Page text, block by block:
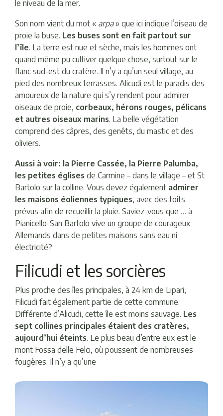
le niveau de la mer.
Son nom vient du mot « arpa» que ici indique l’oiseau de
proie la buse. Les buses sont en fait partout sur
l’île. La terre est nue et sèche, mais les hommes ont
quand même pu cultiver quelque chose, surtout sur le
flanc sud-est du cratère. Il n’y a qu’un seul village, au
pied des nombreux terrasses. Alicudi est le paradis des
amoureux de la nature qui s’y rendent pour admirer
oiseaux de proie, corbeaux, hérons rouges, pélicans
et autres oiseaux marins. La belle végétation
comprend des câpres, des genêts, du mastic et des
oliviers.
Aussi à voir: la Pierre Cassée, la Pierre Palumba,
les petites églises de Carmine – dans le village – et St
Bartolo sur la colline. Vous devez également admirer
les maisons éoliennes typiques, avec des toits
prévus afin de recueillir la pluie. Saviez-vous que … à
Pianicello-San Bartolo vive un groupe de courageux
Allemands dans de petites maisons sans eau ni
électricité?
Filicudi et les sorcières
Plus proche des îles principales, à 24 km de Lipari,
Filicudi fait également partie de cette commune.
Différente d’Alicudi, cette île est moins sauvage. Les
sept collines principales étaient des cratères,
aujourd’hui éteints. Le plus beau d’entre eux est le
mont Fossa delle Felci, où poussent de nombreuses
fougères. Il n’y a qu’une